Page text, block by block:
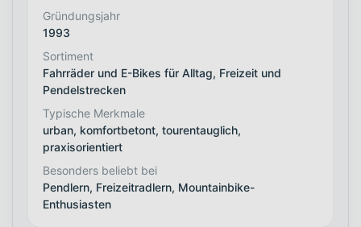
Gründungsjahr
1993
Sortiment
Fahrräder und E-Bikes für Alltag, Freizeit und
Pendelstrecken
Typische Merkmale
urban, komfortbetont, tourentauglich,
praxisorientiert
Besonders beliebt bei
Pendlern, Freizeitradlern, Mountainbike-
Enthusiasten